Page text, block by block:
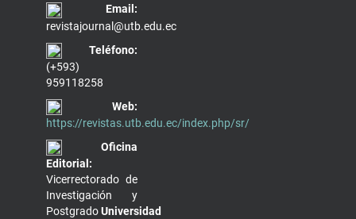
Email:
revistajournal@utb.edu.ec
Teléfono:
(+593)
959118258
Web:
https://revistas.utb.edu.ec/index.php/sr/
Oficina
Editorial:
Vicerrectorado de
Investigación y
PostgradoUniversidad